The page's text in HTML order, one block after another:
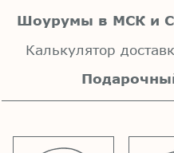
Шоурумы в МСК и
Калькулятор